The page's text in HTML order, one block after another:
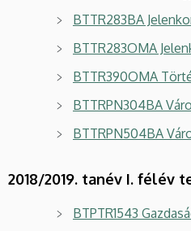
BTTR283BA
BTTR283OMA
BTTR390OMA
BTTRPN304BA
BTTRPN504BA
2018/2019. tanév I. félév
BTPTR1543